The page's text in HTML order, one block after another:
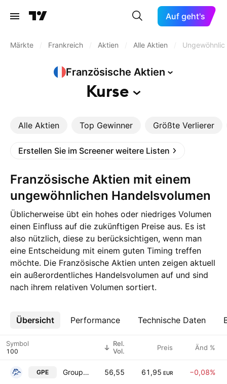
Auf geht's
Märkte Frankreich Aktien Alle Aktien
Französische Aktien
Kurse
Alle Aktien Top Gewinner Größte Verlierer
Erstellen Sie im Screener weitere Listen
Französische Aktien mit einem
ungewöhnlichen Handelsvolumen
Üblicherweise übt ein hohes oder niedriges Volumen
einen Einfluss auf die zukünftigen Preise aus. Es ist
also nützlich, diese zu berücksichtigen, wenn man
eine Entscheidung mit einem guten Timing treffen
möchte. Die Französische Aktien unten zeigen aktuell
ein außerordentliches Handelsvolumen auf und sind
nach ihrem relativen Volumen sortiert.
Übersicht Performance Technische Daten
Mehr
Symbol
Rel.
Vol.
Preis Änd %
GPE Groupe Pizzorno Environnement SA 56,55 61,95 EUR −0,08%